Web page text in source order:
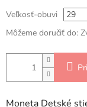
Veľkosť-obuvi
Môžeme doručiť do:
Moneta Detské